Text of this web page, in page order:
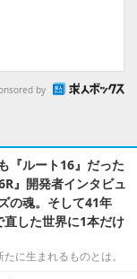
by
『ルート16』だった
』開発者インタビュ
の魂。そして41年
した世界に1本だけ
に生まれるものとは。